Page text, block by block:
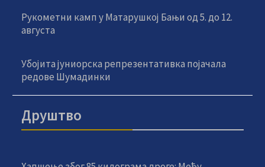
Рукометни камп у Матарушкој Бањи од 5. до 12.
августа
Убојита јуниорска репрезентативка појачала
редове Шумадинки
Друштво